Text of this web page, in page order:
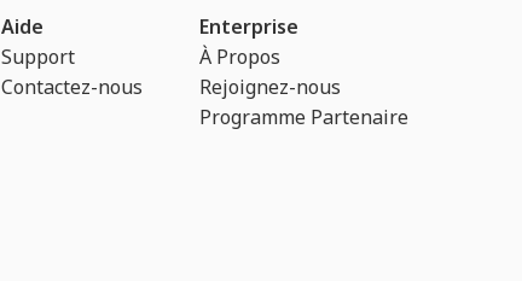
Aide
Support
Contactez-nous
Enterprise
À Propos
Rejoignez-nous
Programme Partenaire